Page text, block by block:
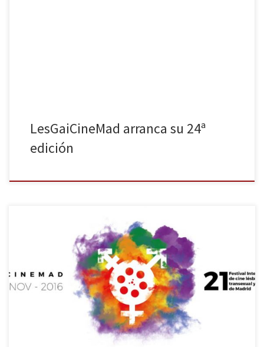
LesGaiCineMad arranca su 24ª
edición
Un año más ha comenzado el LesGaiCineMad, el Festival
Internacional de Cine LGBT de Madrid, este año con más de 110
películas, 18 sedes oficiales y 5 municipios, ya que además de
haber proyecciones en la ciudad de Madrid las habrá también en
San Sebastián de los Reyes, Getafe, Rivas-Vaciamadrid […]